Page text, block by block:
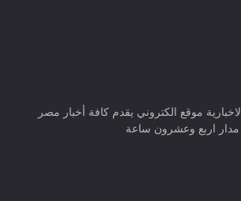
موقع الكتروني يقدم كافة أخبار مصر
مدار اربع وعشرون ساعة